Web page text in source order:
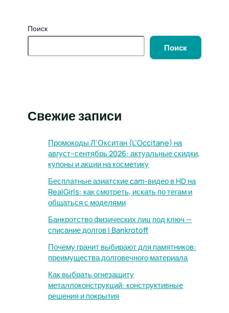
Поиск
Поиск
Свежие записи
Промокоды Л’Окситан (L’Occitane) на
август–сентябрь 2026: актуальные скидки,
купоны и акции на косметику
Бесплатные азиатские cam-видео в HD на
RealGirls: как смотреть, искать по тегам и
общаться с моделями
Банкротство физических лиц под ключ —
списание долгов | Bankrotoff
Почему гранит выбирают для памятников:
преимущества долговечного материала
Как выбрать огнезащиту
металлоконструкций: конструктивные
решения и покрытия